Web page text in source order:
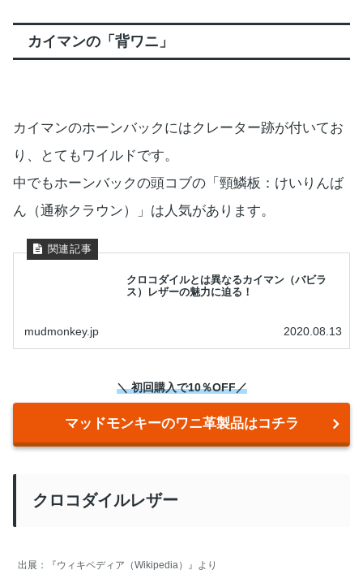
カイマンの「背ワニ」
カイマンのホーンバックにはクレーター跡が付いてお
り、とてもワイルドです。
中でもホーンバックの頭コブの「頸鱗板：けいりんば
ん（通称クラウン）」は人気があります。
クロコダイルとは異なるカイマン（バビラ
ス）レザーの魅力に迫る！
mudmonkey.jp 2020.08.13
＼ 初回購入で10％OFF／
マッドモンキーのワニ革製品はコチラ
クロコダイルレザー
出展：『ウィキペディア（Wikipedia）』より